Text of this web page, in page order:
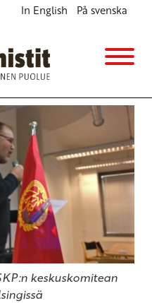
In English På svenska
keskuskomitean